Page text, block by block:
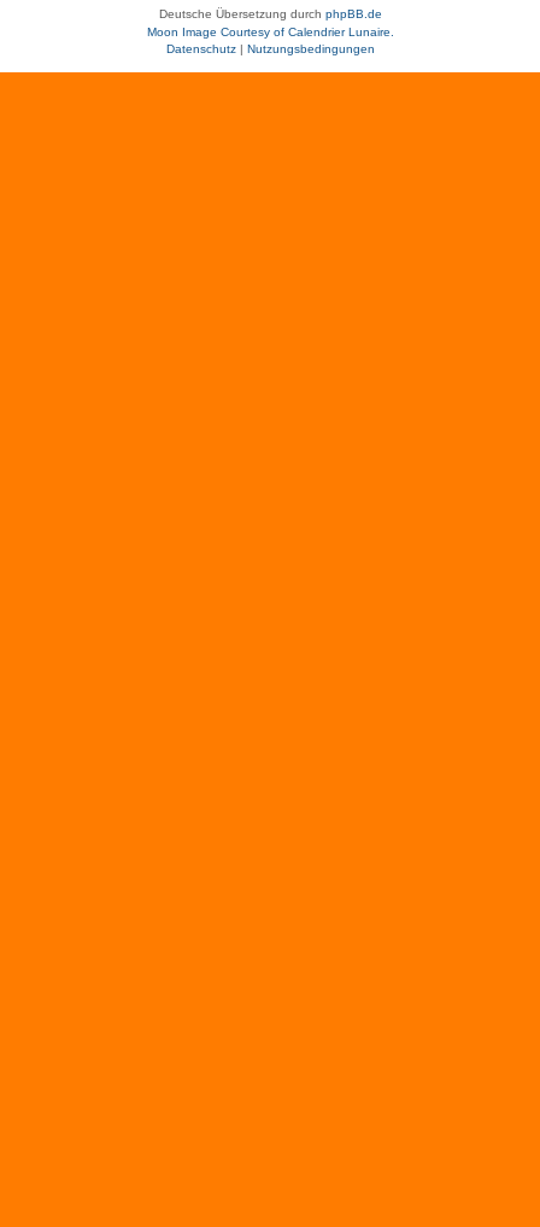
Deutsche Übersetzung durch phpBB.de
Moon Image Courtesy of Calendrier Lunaire.
Datenschutz| Nutzungsbedingungen